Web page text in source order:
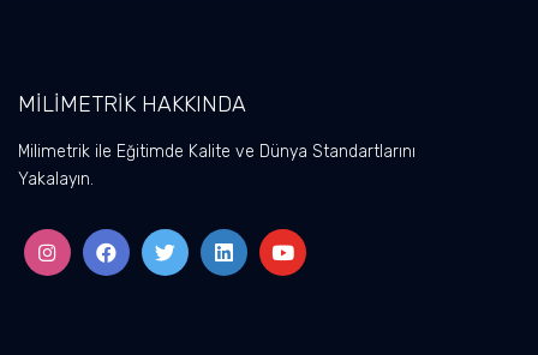
MİLİMETRİK HAKKINDA
Milimetrik ile Eğitimde Kalite ve Dünya Standartlarını
Yakalayın.